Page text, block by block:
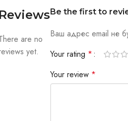
are no
yet.
Be the first to
Ваш адрес email не
Your rating *
Your review *